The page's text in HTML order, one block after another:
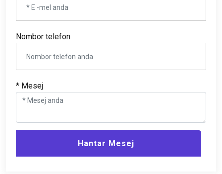
Nombor telefon
* Mesej
Hantar Mesej